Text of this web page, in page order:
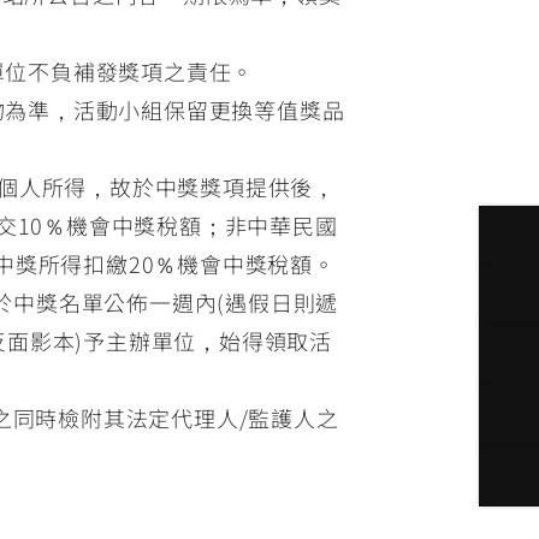
不負補發獎項之責任。
準，活動小組保留更換等值獎品
所得，故於中獎獎項提供後，
10％機會中獎稅額；非中華民國
所得扣繳20％機會中獎稅額。
獎名單公佈一週內(遇假日則遞
影本)予主辦單位，始得領取活
時檢附其法定代理人/監護人之